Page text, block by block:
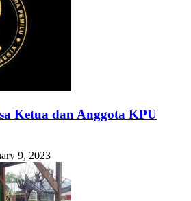
Ketua dan Anggota KPU
9, 2023